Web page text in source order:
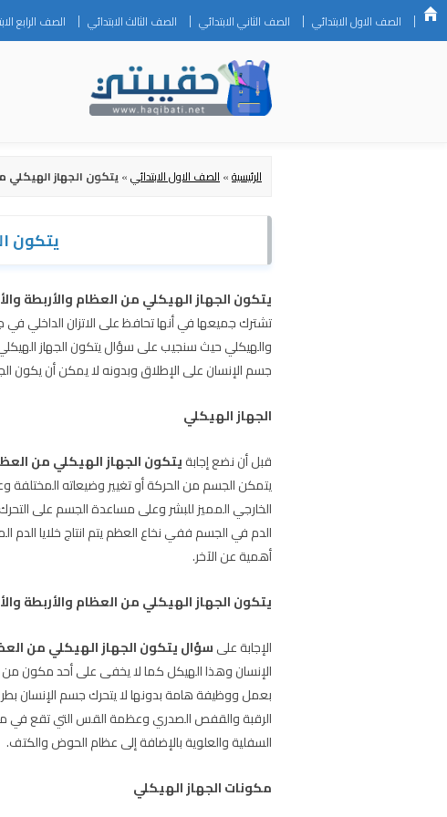
الصف الاول الابتدائي الصف الثاني الابتدائي الصف الثالث الابتدائي الصف الرابع
الرئيسية»الصف الاول الابتدائي»يتكون الجهاز الهيكلي
يتكون
يتكون الجهاز الهيكلي من العظام والأربطة
تشترك جميعها في أنها تحافظ على الاتزان الداخلي
والهيكلي حيث سنجيب على سؤال يتكون الجهاز
جسم الإنسان على الإطلاق وبدونه لا يمكن أن
الجهاز الهيكلي
قبل أن نضع إجابةيتكون الجهاز الهيكلي من
يتمكن الجسم من الحركة أو تغيير وضيعاته المختلفة
الخارجي المميز للبشر وعلى مساعدة الجسم على
الدم في الجسم ففي نخاع العظم يتم انتاج خلايا
أهمية عن الآخر.
يتكون الجهاز الهيكلي من العظام والأربطة
الإجابة علىسؤال يتكون الجهاز الهيكلي من
الإنسان وهذا الهيكل كما لا يخفى على أحد مكون من
بعمل ووظيفة هامة بدونها لا يتحرك جسم الإنسان
الرقبة والقفص الصدري وعظمة القس التي تقع في
السفلية والعلوية بالإضافة إلى عظام الحوض والكتف.
مكونات الجهاز الهيكلي